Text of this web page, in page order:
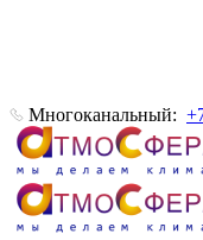
Многоканальный: